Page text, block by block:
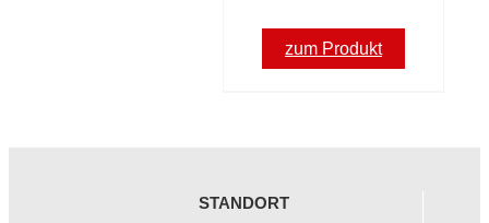
zum Produkt
STANDORT